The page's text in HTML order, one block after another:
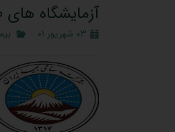
آزمایشگاه های
۰۳ شهریور ۰۱